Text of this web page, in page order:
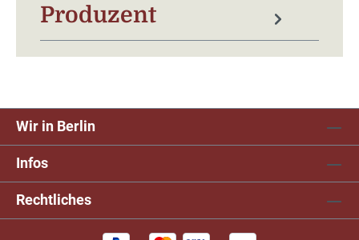
Produzent
Wir in Berlin
Infos
Rechtliches